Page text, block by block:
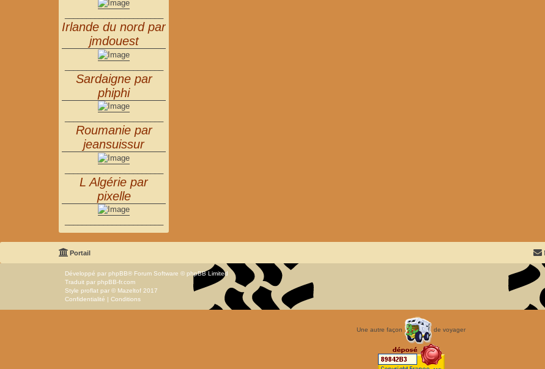
Irlande du nord par
jmdouest
Sardaigne par
phiphi
Roumanie par
jeansuissur
L Algérie par
pixelle
Portail
Développé par phpBB® Forum Software © phpBB Limited
Traduit par phpBB-fr.com
Style proflat par © Mazeltof 2017
Confidentialité | Conditions
Une autre façon de voyager